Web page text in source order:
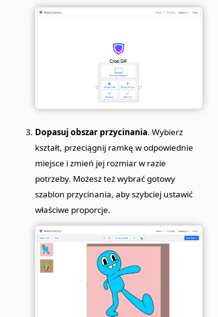
Dopasuj obszar przycinania. Wybierz
kształt, przeciągnij ramkę w odpowiednie
miejsce i zmień jej rozmiar w razie
potrzeby. Możesz też wybrać gotowy
szablon przycinania, aby szybciej ustawić
właściwe proporcje.